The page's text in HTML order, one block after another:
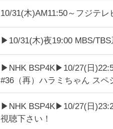
10/31(木)AM11:50～フジテ
▶︎10/31(木)夜19:00 MBS/
▶︎NHK BSP4K▶︎10/27(日
#36（再）ハラミちゃん スペ
▶︎NHK BSP4K▶︎10/27(日
視聴下さい！